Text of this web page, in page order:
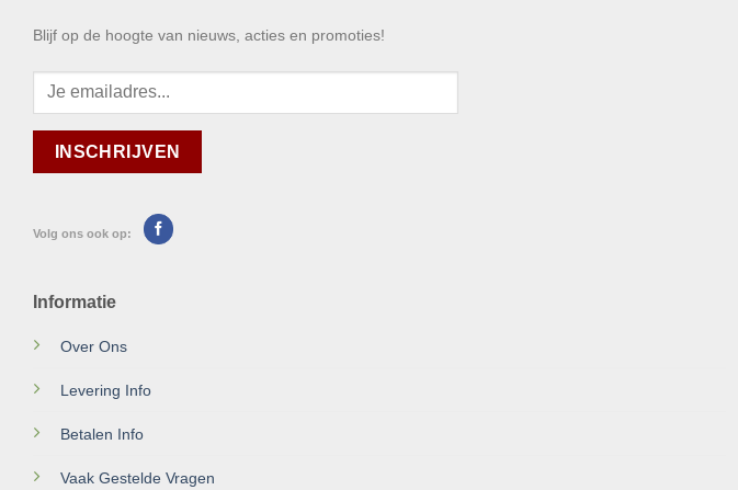
Blijf op de hoogte van nieuws, acties en promoties!
Volg ons ook op:
Informatie
Over Ons
Levering Info
Betalen Info
Vaak Gestelde Vragen